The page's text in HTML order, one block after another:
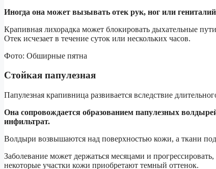
Иногда она может вызывать отек рук, ног или
Крапивная лихорадка может блокировать дыхательные
Отек исчезает в течение суток или нескольких часов.
Фото: Обширные пятна
Стойкая папулезная
Папулезная крапивница развивается вследствие
Она сопровождается образованием папулезных
инфильтрат.
Волдыри возвышаются над поверхностью кожи, а ткани
Заболевание может держаться месяцами и
некоторые участки кожи приобретают темный оттенок.